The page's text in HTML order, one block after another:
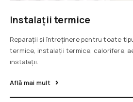
Instalații termice
Reparații și întreținere pentru toate
termice, instalații termice, calorifere,
instalații.
Află mai mult